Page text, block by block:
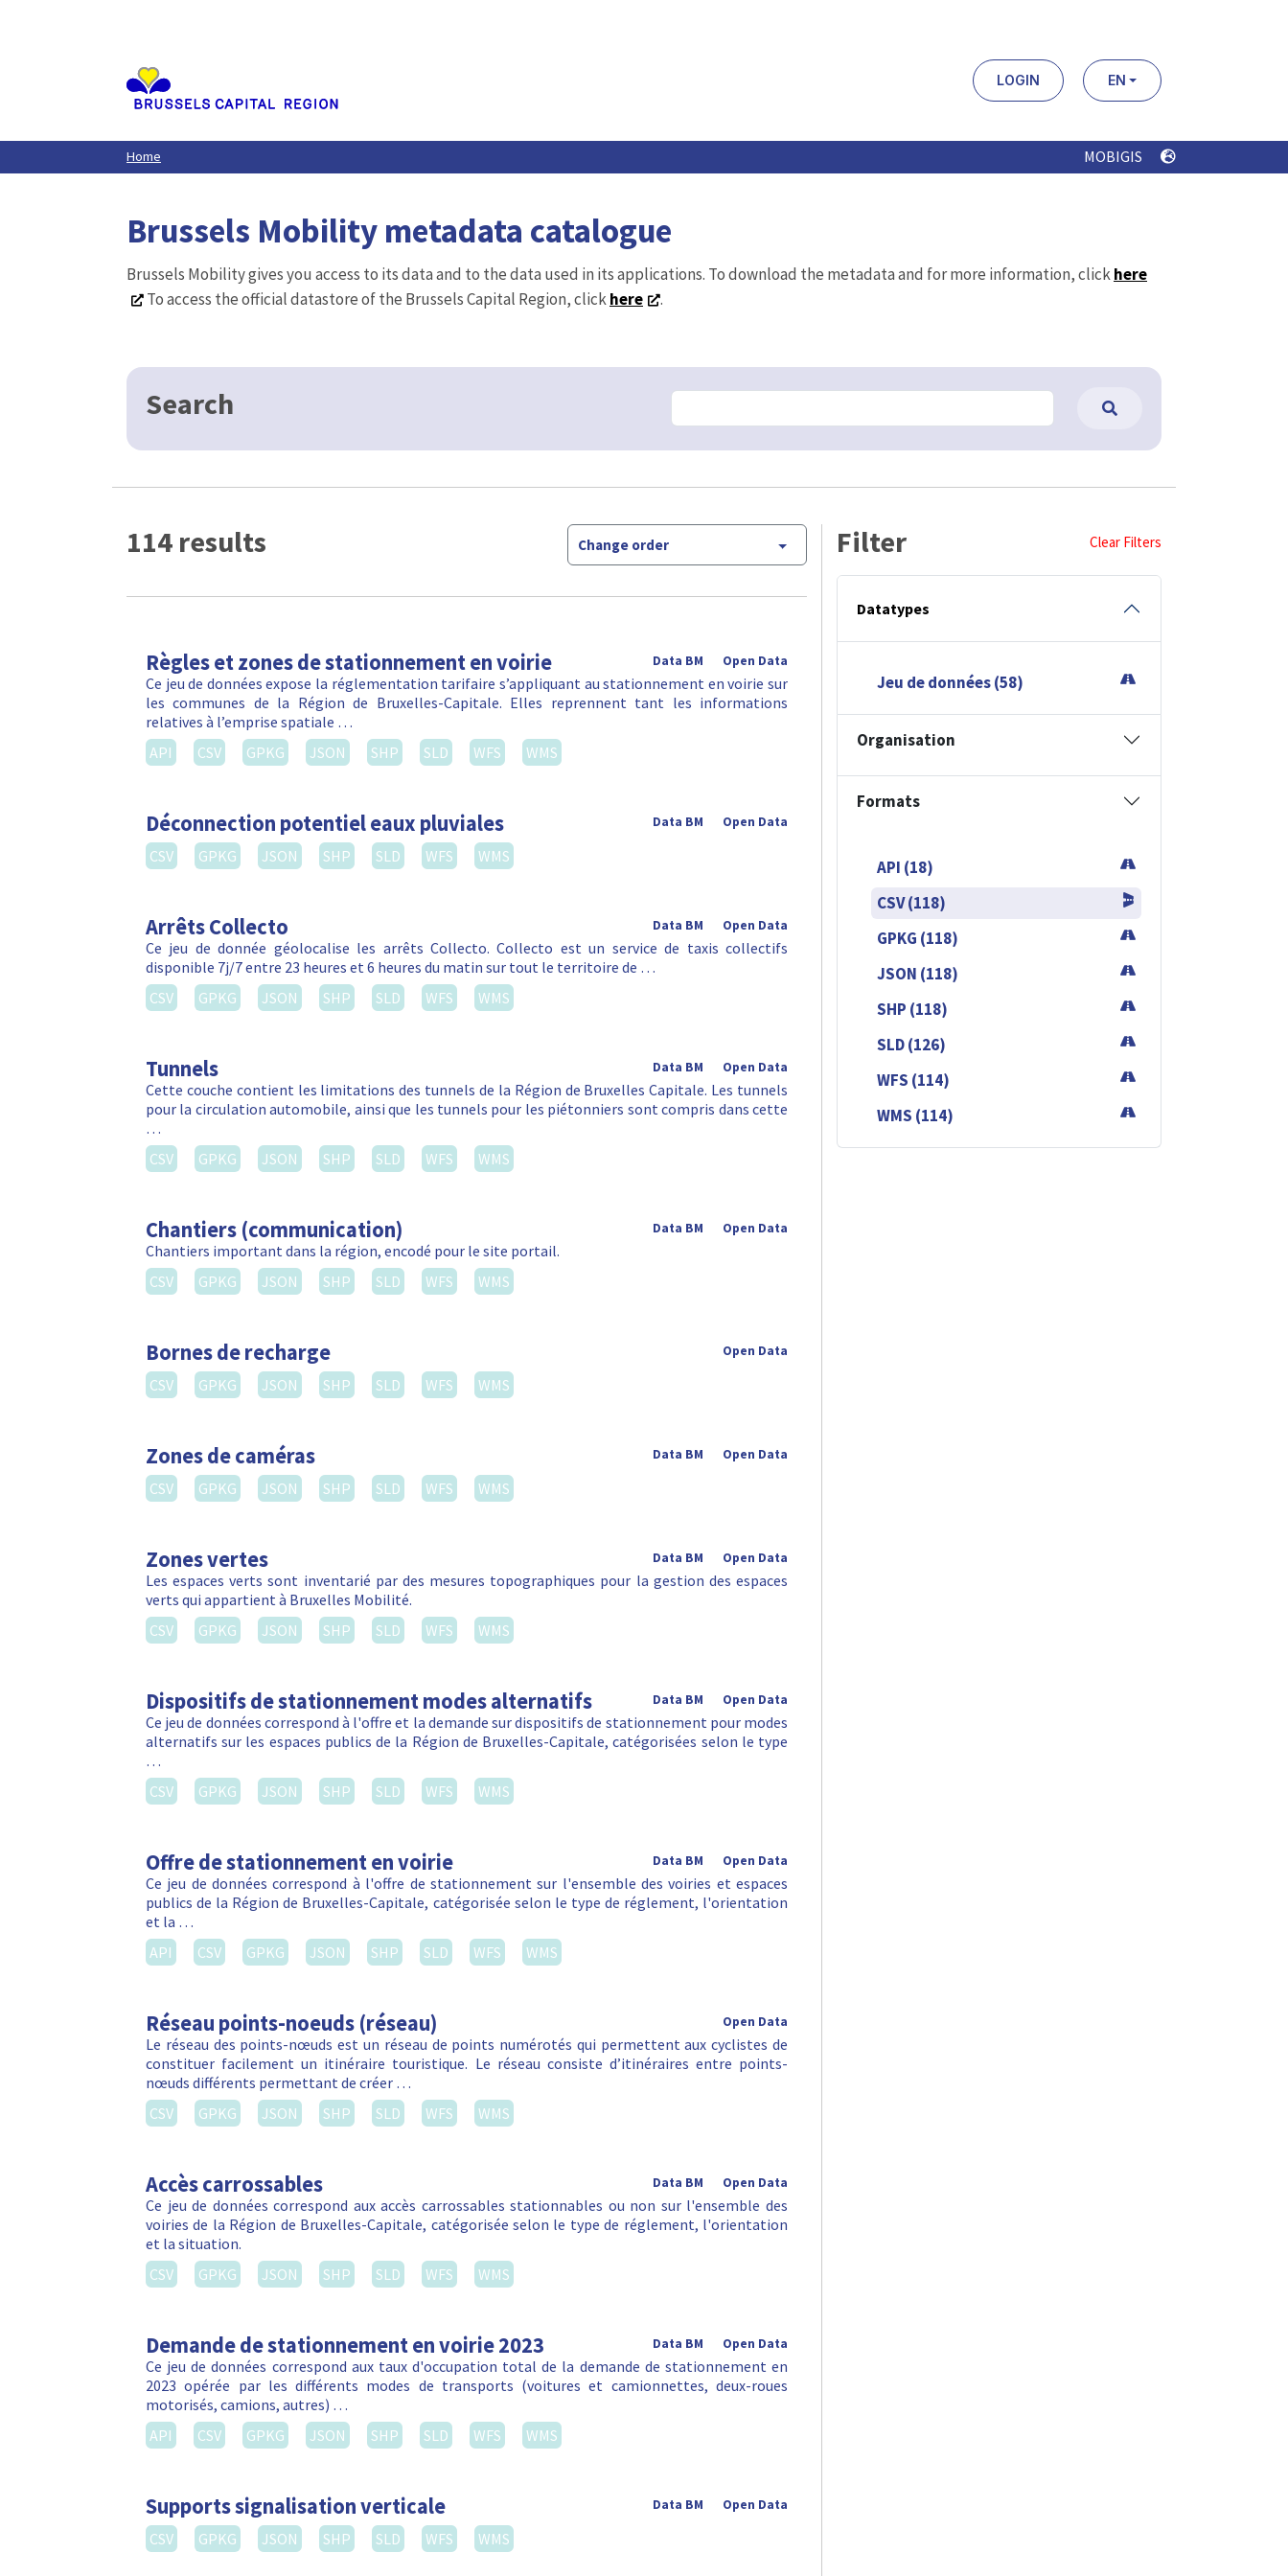
LOGIN EN
Home MOBIGIS
Brussels Mobility metadata catalogue
Brussels Mobility gives you access to its data and to the data used in its applications. To download the metadata and for more information, clickhere
To access the official datastore of the Brussels Capital Region, clickhere .
Search
114 results Change order
Règles et zones de stationnement en voirie Open Data
Data BM
Ce jeu de données expose la réglementation tarifaire s’appliquant au stationnement en voirie sur
les communes de la Région de Bruxelles-Capitale. Elles reprennent tant les informations
relatives à l’emprise spatiale …
API
CSV GPKG JSON SHP SLD WFS WMS
Déconnection potentiel eaux pluviales Open Data
Data BM
CSV GPKG JSON SHP SLD WFS WMS
Arrêts Collecto Open Data
Data BM
Ce jeu de donnée géolocalise les arrêts Collecto. Collecto est un service de taxis collectifs
disponible 7j/7 entre 23 heures et 6 heures du matin sur tout le territoire de …
CSV
GPKG JSON SHP SLD WFS WMS
Tunnels Open Data
Data BM
Cette couche contient les limitations des tunnels de la Région de Bruxelles Capitale. Les tunnels
pour la circulation automobile, ainsi que les tunnels pour les piétonniers sont compris dans cette
…
CSV
GPKG JSON SHP SLD WFS WMS
Chantiers (communication) Open Data
Data BM
Chantiers important dans la région, encodé pour le site portail.
CSV
GPKG JSON SHP SLD WFS WMS
Bornes de recharge Open Data
CSV GPKG JSON SHP SLD WFS WMS
Zones de caméras Open Data
Data BM
CSV GPKG JSON SHP SLD WFS WMS
Zones vertes Open Data
Data BM
Les espaces verts sont inventarié par des mesures topographiques pour la gestion des espaces
verts qui appartient à Bruxelles Mobilité.
CSV
GPKG JSON SHP SLD WFS WMS
Dispositifs de stationnement modes alternatifs Open Data
Data BM
Ce jeu de données correspond à l'offre et la demande sur dispositifs de stationnement pour modes
alternatifs sur les espaces publics de la Région de Bruxelles-Capitale, catégorisées selon le type
…
CSV
GPKG JSON SHP SLD WFS WMS
Offre de stationnement en voirie Open Data
Data BM
Ce jeu de données correspond à l'offre de stationnement sur l'ensemble des voiries et espaces
publics de la Région de Bruxelles-Capitale, catégorisée selon le type de réglement, l'orientation
et la …
API
CSV GPKG JSON SHP SLD WFS WMS
Réseau points-noeuds (réseau) Open Data
Le réseau des points-nœuds est un réseau de points numérotés qui permettent aux cyclistes de
constituer facilement un itinéraire touristique. Le réseau consiste d’itinéraires entre points-
nœuds différents permettant de créer …
CSV
GPKG JSON SHP SLD WFS WMS
Accès carrossables Open Data
Data BM
Ce jeu de données correspond aux accès carrossables stationnables ou non sur l'ensemble des
voiries de la Région de Bruxelles-Capitale, catégorisée selon le type de réglement, l'orientation
et la situation.
CSV
GPKG JSON SHP SLD WFS WMS
Demande de stationnement en voirie 2023 Open Data
Data BM
Ce jeu de données correspond aux taux d'occupation total de la demande de stationnement en
2023 opérée par les différents modes de transports (voitures et camionnettes, deux-roues
motorisés, camions, autres) …
API
CSV GPKG JSON SHP SLD WFS WMS
Supports signalisation verticale Open Data
Data BM
CSV GPKG JSON SHP SLD WFS WMS
Filter Clear Filters
Datatypes
Jeu de données (58)
Organisation
Formats
API (18)
CSV (118)
GPKG (118)
JSON (118)
SHP (118)
SLD (126)
WFS (114)
WMS (114)